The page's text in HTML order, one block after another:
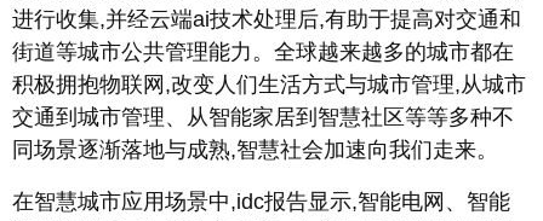
进行收集,并经云端ai技术处理后,有助于提高对交通和
街道等城市公共管理能力。全球越来越多的城市都在
积极拥抱物联网,改变人们生活方式与城市管理,从城市
交通到城市管理、从智能家居到智慧社区等等多种不
同场景逐渐落地与成熟,智慧社会加速向我们走来。
在智慧城市应用场景中,idc报告显示,智能电网、智能